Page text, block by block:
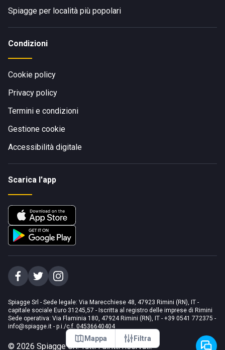
Mappa Filtra
Spiagge per località più popolari
Condizioni
Cookie policy
Privacy policy
Termini e condizioni
Gestione cookie
Accessibilità digitale
Scarica l'app
Spiagge Srl - Sede legale: Via Marecchiese 48, 47923 Rimini (RN), IT -
capitale sociale Euro 31245,57 - Iscritta al registro delle imprese di Rimini
Sede operativa: Via Flaminia 180, 47924 Rimini (RN), IT - +39 0541 772375 -
info@spiagge.it - p.i./c.f. 04536640404
© 2026 Spiagge Srl. Tutti i diritti riservati.